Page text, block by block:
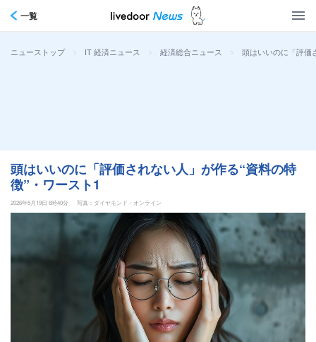
一覧
ニューストップ > IT 経済ニュース > 経済総合ニュース > 頭はいいのに「評価
頭はいいのに「評価されない人」が作る“資料の特
徴”・ワースト1
2026年5月19日 6時40分 写真：ダイヤモンド・オンライン